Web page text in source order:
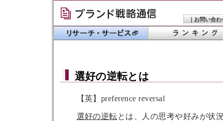
｜ お問い合わ
選好の逆転とは
【英】preference reversal
選好の逆転とは、人の思考や好みが状